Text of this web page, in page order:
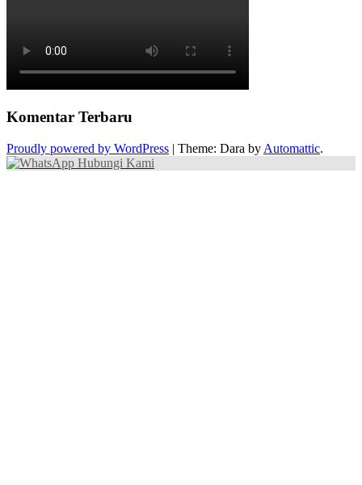
Komentar Terbaru
Proudly powered by WordPress | Theme: Dara by Automattic.
Hubungi Kami